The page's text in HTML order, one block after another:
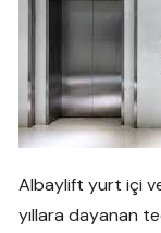
Albaylift yurt içi
yıllara dayanan